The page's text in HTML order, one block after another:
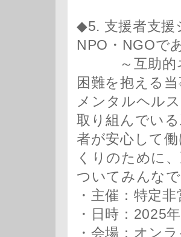
◆5. 支援者支援
NPO・NGOで
～互助的ネ
困難を抱える
メンタルヘル
取り組んでい
者が安心して
くりのために
ついてみんな
・主催：特定
・日時：2025
・会場：オン